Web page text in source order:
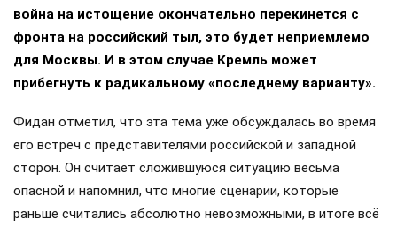
война на истощение окончательно перекинется с
фронта на российский тыл, это будет неприемлемо
для Москвы. И в этом случае Кремль может
прибегнуть к радикальному «последнему варианту».
Фидан отметил, что эта тема уже обсуждалась во время
его встреч с представителями российской и западной
сторон. Он считает сложившуюся ситуацию весьма
опасной и напомнил, что многие сценарии, которые
раньше считались абсолютно невозможными, в итоге всё